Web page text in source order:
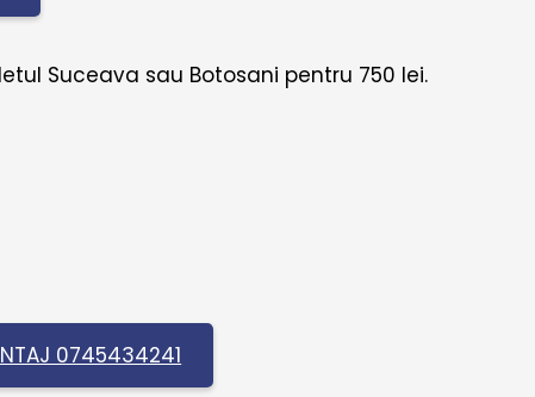
Suceava sau Botosani pentru 750 lei.
0745434241